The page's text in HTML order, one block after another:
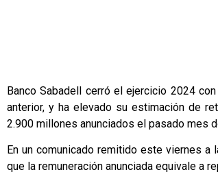
Banco Sabadell cerró el ejercicio 2024
anterior, y ha elevado su estimación de
2.900 millones anunciados el pasado mes
En un comunicado remitido este viernes
que la remuneración anunciada equivale a